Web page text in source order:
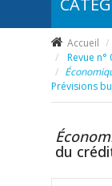
Accueil
Revue n°
Prévisions
du